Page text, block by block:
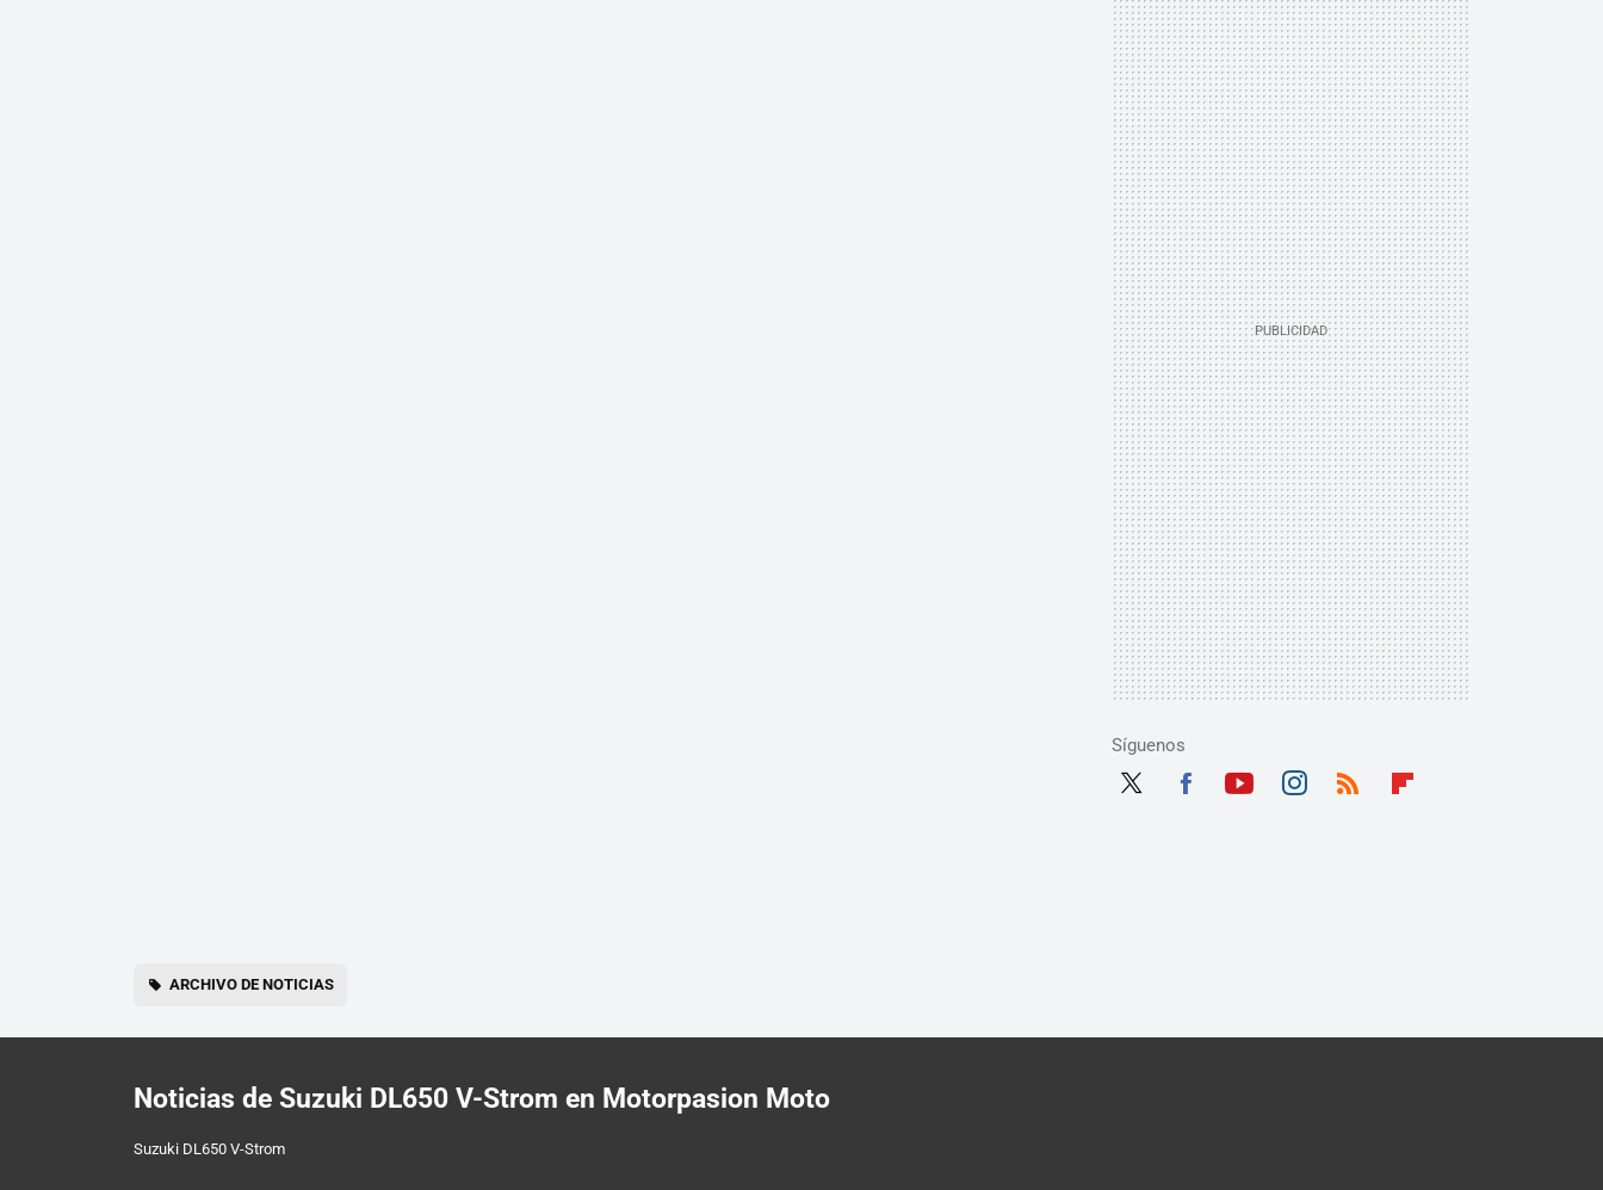
Síguenos
ARCHIVO DE NOTICIAS
Noticias de Suzuki DL650 V-Strom en Motorpasion Moto
Suzuki DL650 V-Strom